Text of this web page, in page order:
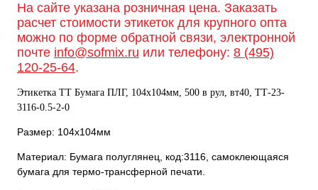
На сайте указана розничная цена. Заказать
расчет стоимости этикеток для крупного опта
можно по форме обратной связи, электронной
почте info@sofmix.ru или телефону: 8 (495)
120-25-64.
Этикетка ТТ Бумага ПЛГ, 104х104мм, 500 в рул, вт40, TТ-23-
3116-0.5-2-0
Размер: 104х104мм
Материал: Бумага полуглянец, код:3116, самоклеющаяся
бумага для термо-трансферной печати.